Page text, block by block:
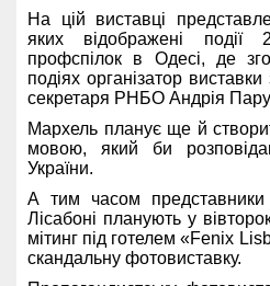
На цій виставці
яких відображені
профспілок в Одесі, де
подіях організатор
секретаря РНБО Андрія
Мархель планує ще й
мовою, який би
України.
А тим часом представники
Лісабоні планують у
мітинг під готелем «Fеnix
скандальну фотовиставку.